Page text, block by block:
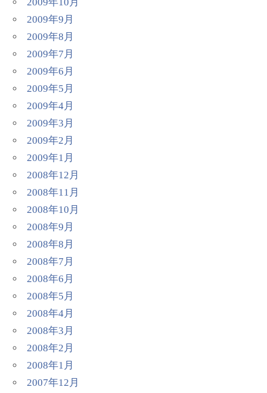
2009年9月
2009年8月
2009年7月
2009年6月
2009年5月
2009年4月
2009年3月
2009年2月
2009年1月
2008年12月
2008年11月
2008年10月
2008年9月
2008年8月
2008年7月
2008年6月
2008年5月
2008年4月
2008年3月
2008年2月
2008年1月
2007年12月